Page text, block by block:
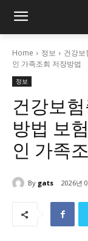
Home 정보
건강보
인 가족조회 저장방법
정보
건강보
방법 보
인 가족
By gats 2026년